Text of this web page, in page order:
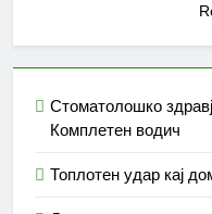
Стоматолошко
Комплетен водич
Топлотен удар кај